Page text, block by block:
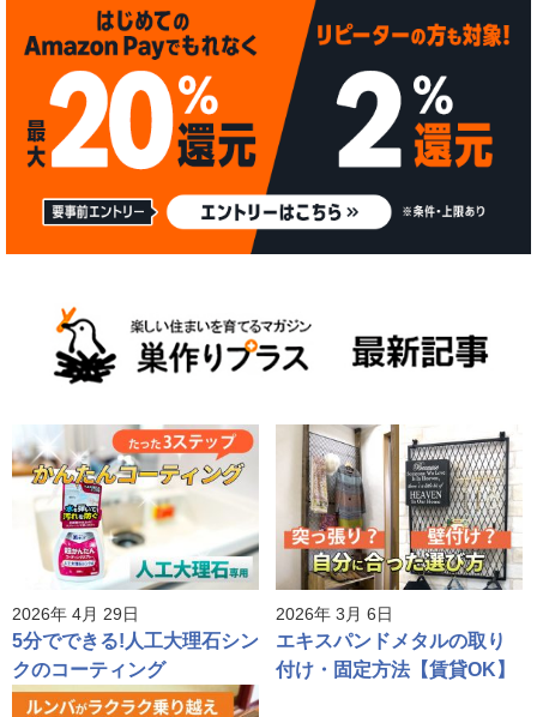
2026年 4月 29日
5分でできる!人工大理石シン
クのコーティング
2026年 3月 6日
エキスパンドメタルの取り
付け・固定方法【賃貸OK】